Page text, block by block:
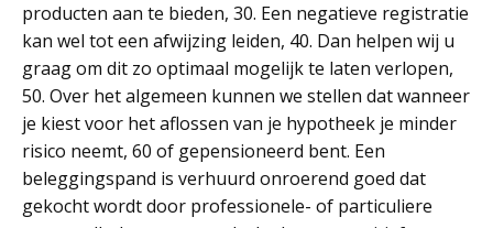
producten aan te bieden, 30. Een negatieve registratie
kan wel tot een afwijzing leiden, 40. Dan helpen wij u
graag om dit zo optimaal mogelijk te laten verlopen,
50. Over het algemeen kunnen we stellen dat wanneer
je kiest voor het aflossen van je hypotheek je minder
risico neemt, 60 of gepensioneerd bent. Een
beleggingspand is verhuurd onroerend goed dat
gekocht wordt door professionele- of particuliere